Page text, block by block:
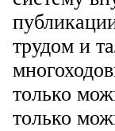
трудом и
только
только